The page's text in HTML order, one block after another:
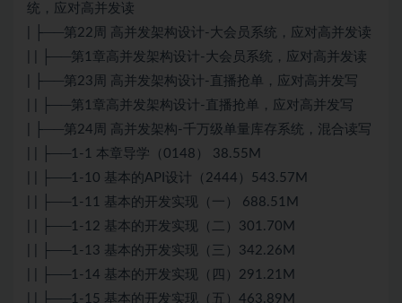
统，应对高并发读
| ├──第22周 高并发架构设计-大会员系统，应对高并发读
| | ├──第1章高并发架构设计-大会员系统，应对高并发读
| ├──第23周 高并发架构设计-直播抢单，应对高并发写
| | ├──第1章高并发架构设计-直播抢单，应对高并发写
| ├──第24周 高并发架构-千万级单量库存系统，混合读写
| | ├──1-1 本章导学（0148） 38.55M
| | ├──1-10 基本的API设计（2444）543.57M
| | ├──1-11 基本的开发实现（一） 688.51M
| | ├──1-12 基本的开发实现（二）301.70M
| | ├──1-13 基本的开发实现（三）342.26M
| | ├──1-14 基本的开发实现（四）291.21M
| | ├──1-15 基本的开发实现（五）463.89M